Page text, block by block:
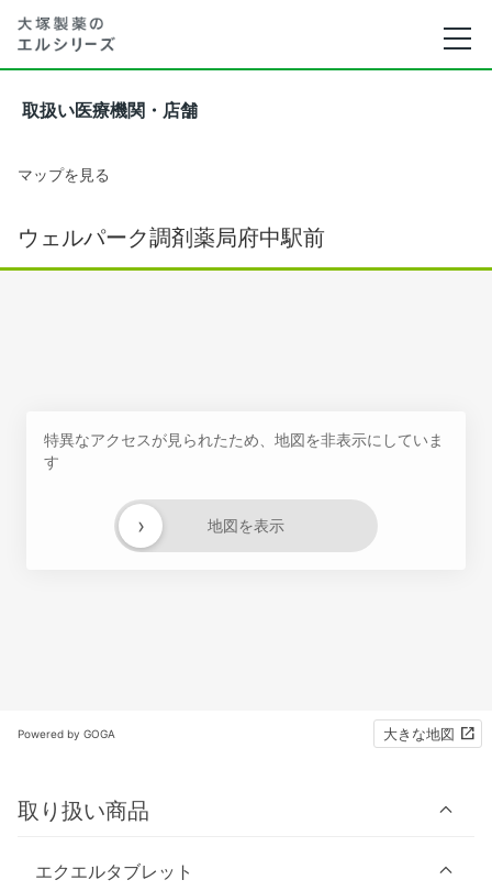
取扱い医療機関・店舗
マップを見る
ウェルパーク調剤薬局府中駅前
特異なアクセスが見られたため、地図を非表示にしていま
す
地図を表示
›
Powered by GOGA 大きな地図
取り扱い商品
エクエルタブレット